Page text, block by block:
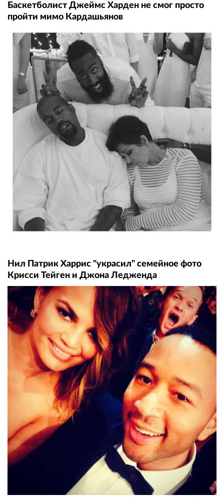
Баскетболист Джеймс Харден не смог просто
пройти мимо Кардашьянов
Нил Патрик Харрис "украсил" семейное фото
Крисси Тейген и Джона Ледженда